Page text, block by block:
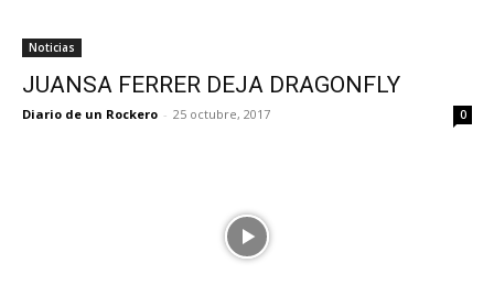
Noticias
JUANSA FERRER DEJA DRAGONFLY
Diario de un Rockero - 25 octubre, 2017 0